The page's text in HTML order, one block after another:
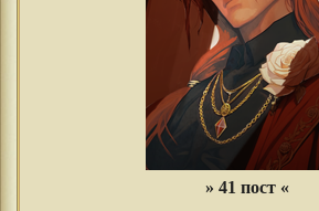
» 41 пост «